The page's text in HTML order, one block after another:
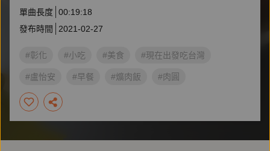
單曲長度 00:19:18
發布時間
2021-02-27
#彰化 #小吃 #美食 #現在出發吃台灣
#盧怡安 #早餐 #爌肉飯 #肉圓